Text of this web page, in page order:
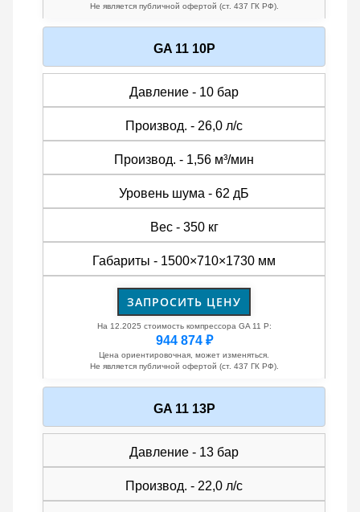
Не является публичной офертой (ст. 437 ГК РФ).
GA 11 10P
Давление - 10 бар
Производ. - 26,0 л/с
Производ. - 1,56 м³/мин
Уровень шума - 62 дБ
Вес - 350 кг
Габариты - 1500×710×1730 мм
ЗАПРОСИТЬ ЦЕНУ
На 12.2025 стоимость компрессора GA 11 P:
944 874 ₽
Цена ориентировочная, может изменяться.
Не является публичной офертой (ст. 437 ГК РФ).
GA 11 13P
Давление - 13 бар
Производ. - 22,0 л/с